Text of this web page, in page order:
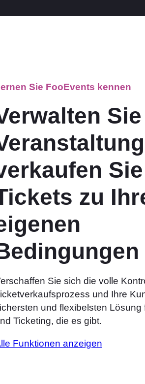
Sie FooEvents kennen
Sie
Sie
zu
Sie sich die volle
und Ihre
und flexibelsten Lösung
Ticketing, die es gibt.
Funktionen anzeigen